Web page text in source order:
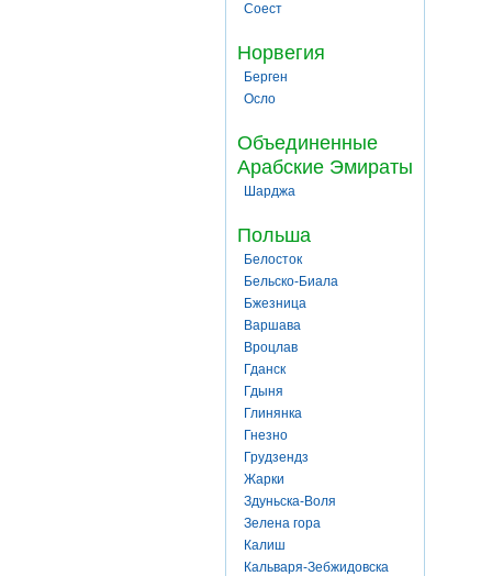
Соест
Норвегия
Берген
Осло
Объединенные
Арабские Эмираты
Шарджа
Польша
Белосток
Бельско-Биала
Бжезница
Варшава
Вроцлав
Гданск
Гдыня
Глинянка
Гнезно
Грудзендз
Жарки
Здуньска-Воля
Зелена гора
Калиш
Кальваря-Зебжидовска